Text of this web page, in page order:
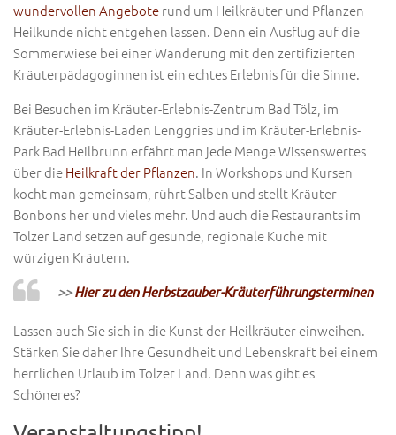
wundervollen Angeboterund um Heilkräuter und Pflanzen
Heilkunde nicht entgehen lassen. Denn ein Ausflug auf die
Sommerwiese bei einer Wanderung mit den zertifizierten
Kräuterpädagoginnen ist ein echtes Erlebnis für die Sinne.
Bei Besuchen im Kräuter-Erlebnis-Zentrum Bad Tölz, im
Kräuter-Erlebnis-Laden Lenggries und im Kräuter-Erlebnis-
Park Bad Heilbrunn erfährt man jede Menge Wissenswertes
über dieHeilkraft der Pflanzen. In Workshops und Kursen
kocht man gemeinsam, rührt Salben und stellt Kräuter-
Bonbons her und vieles mehr. Und auch die Restaurants im
Tölzer Land setzen auf gesunde, regionale Küche mit
würzigen Kräutern.
>>Hier zu den Herbstzauber-Kräuterführungsterminen
Lassen auch Sie sich in die Kunst der Heilkräuter einweihen.
Stärken Sie daher Ihre Gesundheit und Lebenskraft bei einem
herrlichen Urlaub im Tölzer Land. Denn was gibt es
Schöneres?